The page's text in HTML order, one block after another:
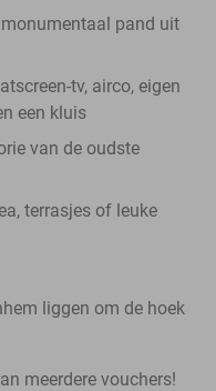
pand uit
tv, airco, eigen
een kluis
van de oudste
terrasjes of leuke
liggen om de hoek
meerdere vouchers!